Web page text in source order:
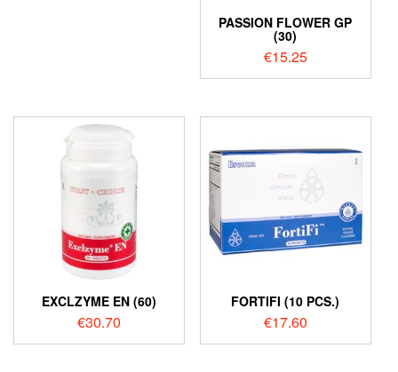
PASSION FLOWER GP
(30)
€15.25
EXCLZYME EN (60)
€30.70
FORTIFI (10 PCS.)
€17.60